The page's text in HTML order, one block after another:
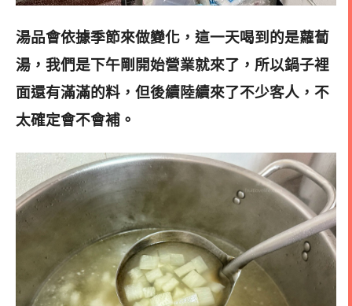
湯品會依據季節來做變化，這一天喝到的是蘿蔔
湯，我們是下午剛開始營業就來了，所以鍋子裡
面還有滿滿的料，但後續陸續來了不少客人，不
太確定會不會補 。